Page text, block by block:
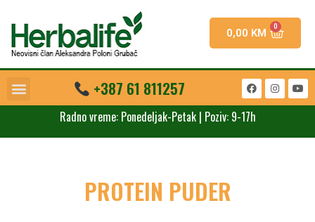
0,00 KM
+387 61 811257
Radno vreme: Ponedeljak-Petak | Poziv: 9-17h
PROTEIN PUDER